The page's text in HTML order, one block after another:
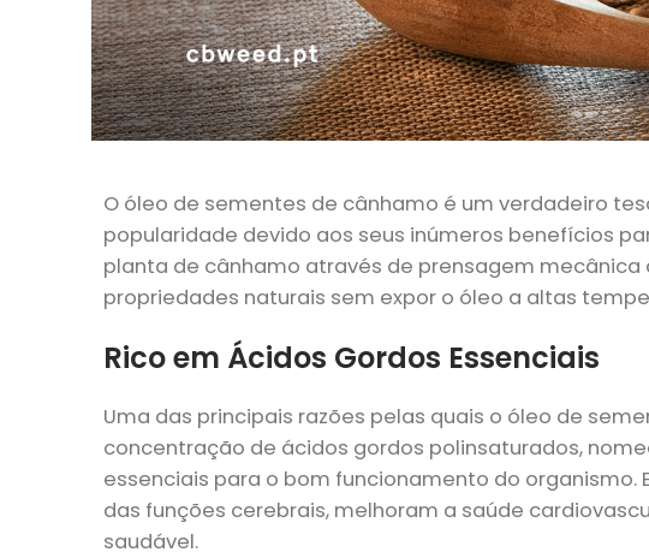
O óleo de sementes de cânhamo é um verdadeiro
popularidade devido aos seus inúmeros benefícios
planta de cânhamo através de prensagem mecânica
propriedades naturais sem expor o óleo a altas
Rico em Ácidos Gordos Essenciais
Uma das principais razões pelas quais o óleo de
concentração de ácidos gordos polinsaturados,
essenciais para o bom funcionamento do
das funções cerebrais, melhoram a saúde
saudável.